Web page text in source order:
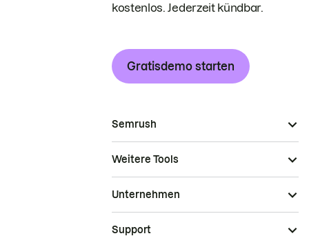
kostenlos. Jederzeit kündbar.
Gratisdemo starten
Semrush
Weitere Tools
Unternehmen
Support